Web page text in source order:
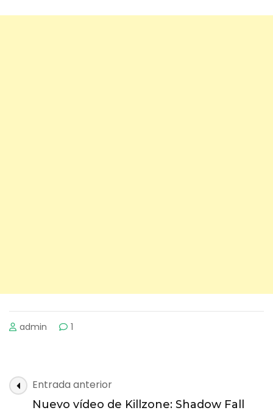
admin 1
Navegación
de
Entrada anterior
Nuevo vídeo de Killzone: Shadow Fall